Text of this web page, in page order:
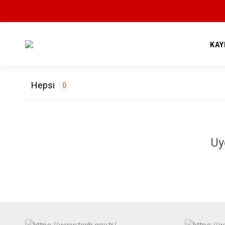
Hepsi 0